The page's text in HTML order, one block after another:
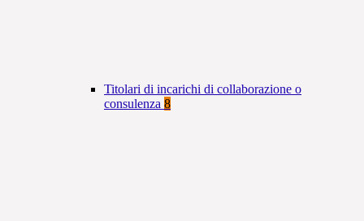
Titolari di incarichi di collaborazione o
consulenza 8